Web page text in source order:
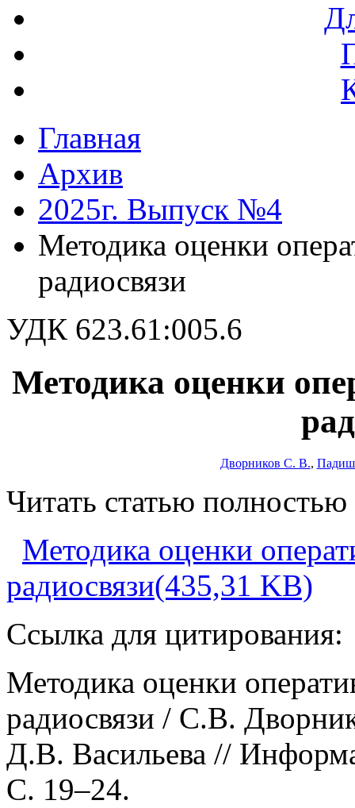
Главная
Архив
2025г. Выпуск №4
Методика оценки
радиосвязи
УДК 623.61:005.6
Методика оценки
Дворников С. В.,
Читать статью полностью
Методика оценки
радиосвязи(435,31 KB)
Ссылка для цитирования:
Методика оценки
радиосвязи / С.В.
Д.В. Васильева //
С. 19–24.